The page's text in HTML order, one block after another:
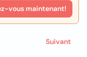
vous maintenant!
Suivant